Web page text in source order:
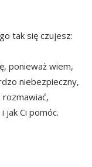
tak się czujesz:
ponieważ wiem,
niebezpieczny,
jak Ci pomóc.